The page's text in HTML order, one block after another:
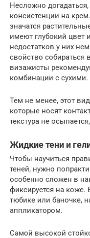
Несложно
консистенции на
значатся
имеют глубокий цвет
недостатков у них
свойство собираться
визажисты
комбинации с сухими.
Тем не менее, этот
которые носят
текстура не
Жидкие тени и
Чтобы научиться
теней, нужно
особенно сложен в
фиксируется на
тюбике или баночке,
аппликатором.
Самой высокой